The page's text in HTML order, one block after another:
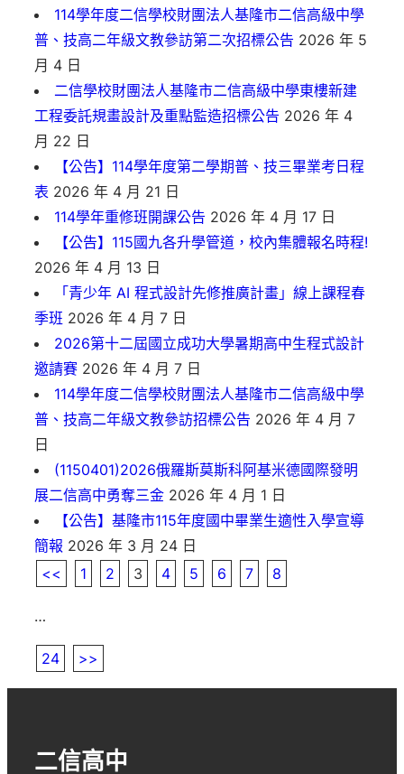
114學年度二信學校財團法人基隆市二信高級中學
普、技高二年級文教參訪第二次招標公告 2026 年 5
月 4 日
二信學校財團法人基隆市二信高級中學東樓新建
工程委託規畫設計及重點監造招標公告 2026 年 4
月 22 日
【公告】114學年度第二學期普、技三畢業考日程
表 2026 年 4 月 21 日
114學年重修班開課公告 2026 年 4 月 17 日
【公告】115國九各升學管道，校內集體報名時程!
2026 年 4 月 13 日
「青少年 AI 程式設計先修推廣計畫」線上課程春
季班 2026 年 4 月 7 日
2026第十二屆國立成功大學暑期高中生程式設計
邀請賽 2026 年 4 月 7 日
114學年度二信學校財團法人基隆市二信高級中學
普、技高二年級文教參訪招標公告 2026 年 4 月 7
日
(1150401)2026俄羅斯莫斯科阿基米德國際發明
展二信高中勇奪三金 2026 年 4 月 1 日
【公告】基隆市115年度國中畢業生適性入學宣導
簡報 2026 年 3 月 24 日
<<
1 2 3 4 5 6 7 8
…
24 >>
二信高中